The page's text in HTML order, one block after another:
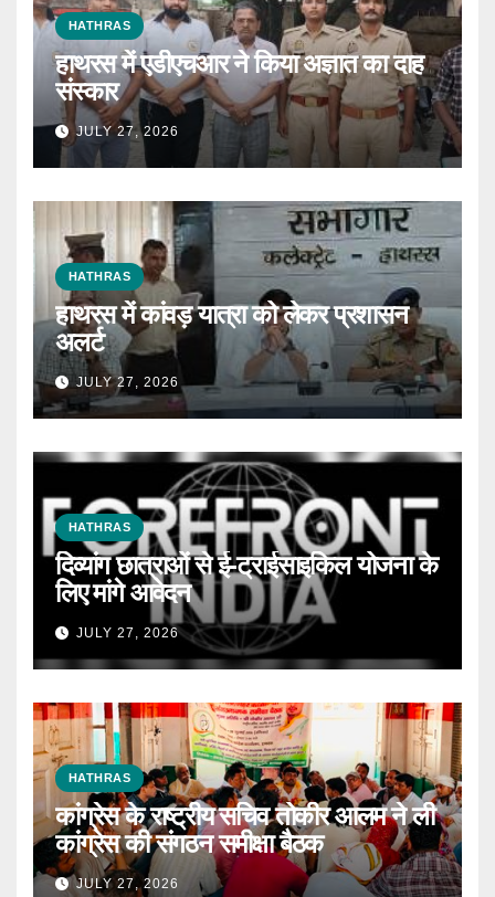
HATHRAS
हाथरस में एडीएचआर ने किया अज्ञात का दाह
संस्कार
JULY 27, 2026
HATHRAS
हाथरस में कांवड़ यात्रा को लेकर प्रशासन
अलर्ट
JULY 27, 2026
HATHRAS
दिव्यांग छात्राओं से ई-ट्राईसाइकिल योजना के
लिए मांगे आवेदन
JULY 27, 2026
HATHRAS
कांग्रेस के राष्ट्रीय सचिव तोकीर आलम ने ली
कांग्रेस की संगठन समीक्षा बैठक
JULY 27, 2026